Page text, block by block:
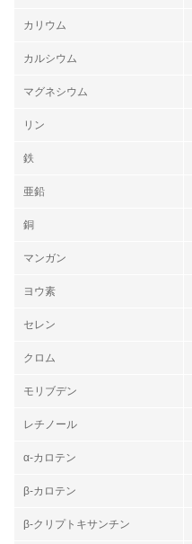
カリウム
カルシウム
マグネシウム
リン
鉄
亜鉛
銅
マンガン
ヨウ素
セレン
クロム
モリブデン
レチノール
α-カロテン
β-カロテン
β-クリプトキサンチン